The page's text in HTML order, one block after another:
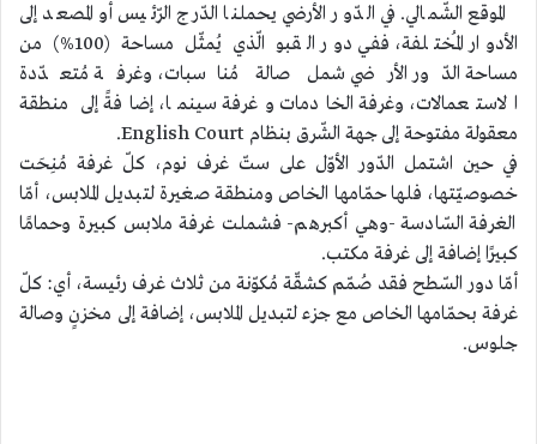
الموقع الشّمالي. في الدّور الأرضي يحملنا الدّرج الرّئيس أو المصعد إلى
الأدوار المُختلفة، ففي دور القبو الّذي يُمثّل مساحة (100%) من
مساحة الدّور الأرضي شمل صالة مُناسبات، وغرفة مُتعدّدة
الاستعمالات، وغرفة الخادمات وغرفة سينما، إضافةً إلى منطقة
معقولة مفتوحة إلى جهة الشّرق بنظام English Court.
في حين اشتمل الدّور الأوّل على ستّ غرف نوم، كلّ غرفة مُنِحَت
خصوصيّتها، فلها حمّامها الخاص ومنطقة صغيرة لتبديل الملابس، أمّا
الغرفة السّادسة -وهي أكبرهم- فشملت غرفة ملابس كبيرة وحمامًا
كبيرًا إضافة إلى غرفة مكتب.
أمّا دور السّطح فقد صُمّم كشقّة مُكوّنة من ثلاث غرف رئيسة، أي: كلّ
غرفة بحمّامها الخاص مع جزء لتبديل الملابس، إضافة إلى مخزنٍ وصالة
جلوس.